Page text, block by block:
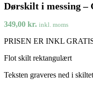
Dørskilt i messing –
349,00 kr. inkl. moms
PRISEN ER INKL
Flot skilt rektangulært
Teksten graveres ned i